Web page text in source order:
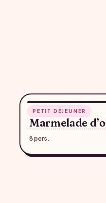
PETIT DÉJEUNER
Marmelade
8 pers.